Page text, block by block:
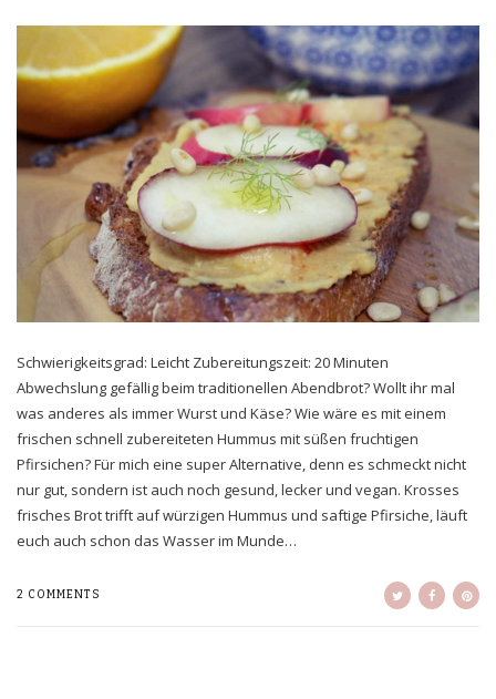
Schwierigkeitsgrad: Leicht Zubereitungszeit: 20 Minuten
Abwechslung gefällig beim traditionellen Abendbrot? Wollt ihr mal
was anderes als immer Wurst und Käse? Wie wäre es mit einem
frischen schnell zubereiteten Hummus mit süßen fruchtigen
Pfirsichen? Für mich eine super Alternative, denn es schmeckt nicht
nur gut, sondern ist auch noch gesund, lecker und vegan. Krosses
frisches Brot trifft auf würzigen Hummus und saftige Pfirsiche, läuft
euch auch schon das Wasser im Munde…
2 COMMENTS